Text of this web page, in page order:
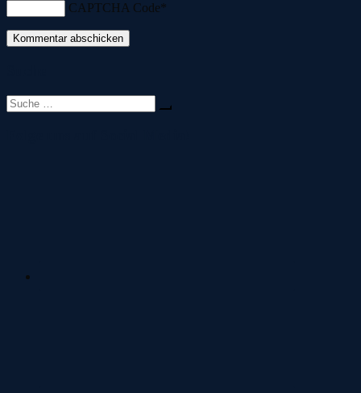
CAPTCHA Code*
Suche
nach: